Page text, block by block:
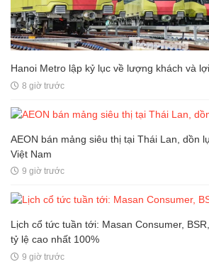
Hanoi Metro lập kỷ lục về lượng khách và
8 giờ trước
AEON bán mảng siêu thị tại Thái Lan, dồn
Việt Nam
9 giờ trước
Lịch cổ tức tuần tới: Masan Consumer,
tỷ lệ cao nhất 100%
9 giờ trước